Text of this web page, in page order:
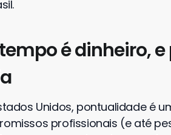
tempo é dinheiro,
Unidos, pontualidade é
profissionais (e até